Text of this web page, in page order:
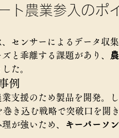
ト農業参入のポ
センサーによるデータ収
と乖離する課題があり、
た。
例
支援のため製品を開発。
き込む戦略で突破口を開
が強いため、
キーパーソ